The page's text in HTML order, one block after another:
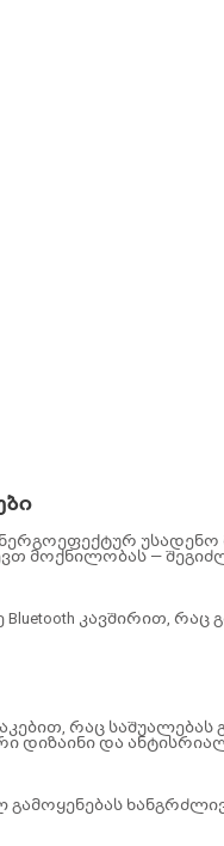
უსადენო
მოქნილობას —
Bluetooth კავშირით,
რაც
დიზაინი და